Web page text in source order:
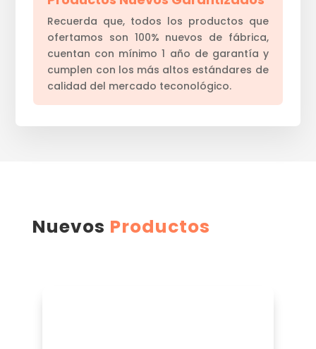
Recuerda que, todos los productos que
ofertamos son 100% nuevos de fábrica,
cuentan con mínimo 1 año de garantía y
cumplen con los más altos estándares de
calidad del mercado teconológico.
Nuevos Productos